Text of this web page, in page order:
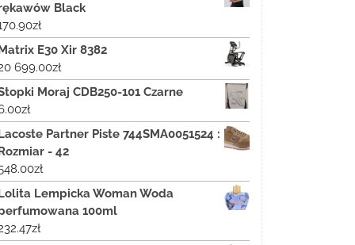
Black
zł
E30 Xir 8382
699.00zł
Moraj CDB250-101 Czarne
zł
Partner Piste 744SMA0051524 :
- 42
zł
Lempicka Woman Woda
100ml
zł